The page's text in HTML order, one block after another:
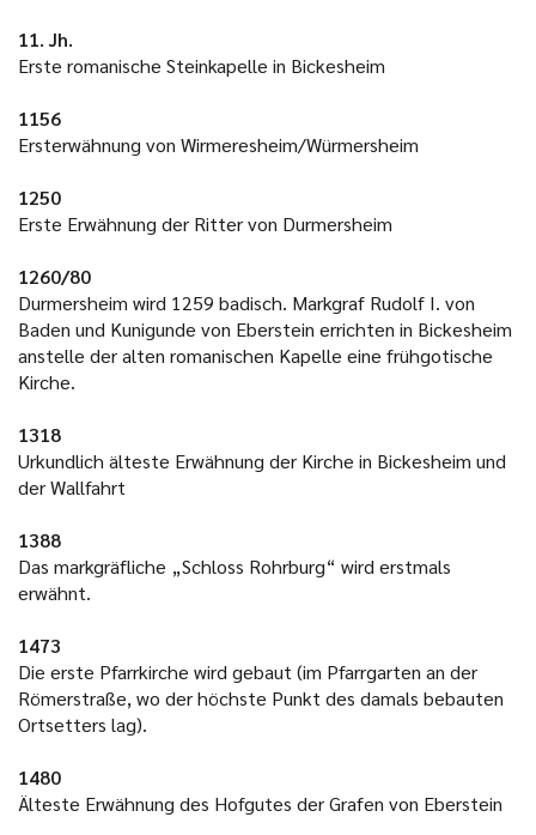
11. Jh.
Erste romanische Steinkapelle in Bickesheim
1156
Ersterwähnung von Wirmeresheim/Würmersheim
1250
Erste Erwähnung der Ritter von Durmersheim
1260/80
Durmersheim wird 1259 badisch. Markgraf Rudolf I. von
Baden und Kunigunde von Eberstein errichten in Bickesheim
anstelle der alten romanischen Kapelle eine frühgotische
Kirche.
1318
Urkundlich älteste Erwähnung der Kirche in Bickesheim und
der Wallfahrt
1388
Das markgräfliche „Schloss Rohrburg“ wird erstmals
erwähnt.
1473
Die erste Pfarrkirche wird gebaut (im Pfarrgarten an der
Römerstraße, wo der höchste Punkt des damals bebauten
Ortsetters lag).
1480
Älteste Erwähnung des Hofgutes der Grafen von Eberstein